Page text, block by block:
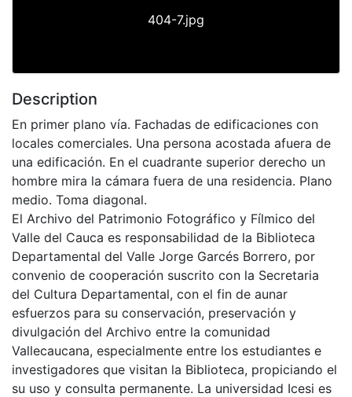
404-7.jpg
Description
En primer plano vía. Fachadas de edificaciones con
locales comerciales. Una persona acostada afuera de
una edificación. En el cuadrante superior derecho un
hombre mira la cámara fuera de una residencia. Plano
medio. Toma diagonal.
El Archivo del Patrimonio Fotográfico y Fílmico del
Valle del Cauca es responsabilidad de la Biblioteca
Departamental del Valle Jorge Garcés Borrero, por
convenio de cooperación suscrito con la Secretaria
del Cultura Departamental, con el fin de aunar
esfuerzos para su conservación, preservación y
divulgación del Archivo entre la comunidad
Vallecaucana, especialmente entre los estudiantes e
investigadores que visitan la Biblioteca, propiciando el
su uso y consulta permanente. La universidad Icesi es